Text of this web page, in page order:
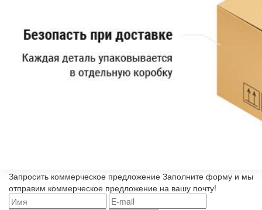
Запросить коммерческое предложение Заполните форму и мы
отправим коммерческое предложение на вашу почту!